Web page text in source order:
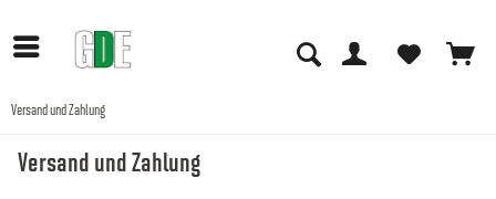
Versand und Zahlung
Versand und Zahlung